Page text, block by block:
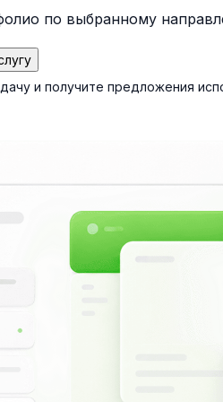
по выбранному
и получите предложения